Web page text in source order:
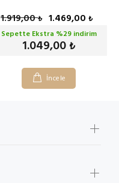
1.919,00₺ 1.469,00 ₺
Sepette Ekstra %29indirim
1.049,00 ₺
İncele